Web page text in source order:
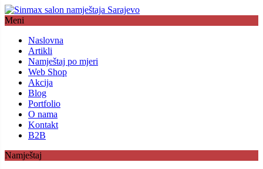
Meni
Naslovna
Artikli
Namještaj po mjeri
Web Shop
Akcija
Blog
Portfolio
O nama
Kontakt
B2B
Namještaj